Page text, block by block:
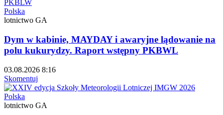
Polska
lotnictwo GA
Dym w kabinie, MAYDAY i awaryjne lądowanie na
polu kukurydzy. Raport wstępny PKBWL
03.08.2026 8:16
Skomentuj
Polska
lotnictwo GA